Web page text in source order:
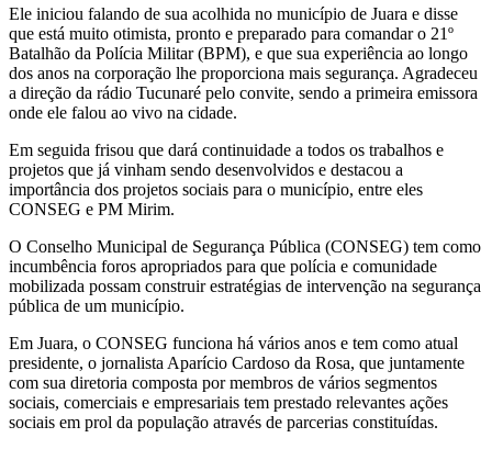
Ele iniciou falando de sua acolhida no município de Juara e disse
que está muito otimista, pronto e preparado para comandar o 21º
Batalhão da Polícia Militar (BPM), e que sua experiência ao longo
dos anos na corporação lhe proporciona mais segurança. Agradeceu
a direção da rádio Tucunaré pelo convite, sendo a primeira emissora
onde ele falou ao vivo na cidade.
Em seguida frisou que dará continuidade a todos os trabalhos e
projetos que já vinham sendo desenvolvidos e destacou a
importância dos projetos sociais para o município, entre eles
CONSEG e PM Mirim.
O Conselho Municipal de Segurança Pública (CONSEG) tem como
incumbência foros apropriados para que polícia e comunidade
mobilizada possam construir estratégias de intervenção na segurança
pública de um município.
Em Juara, o CONSEG funciona há vários anos e tem como atual
presidente, o jornalista Aparício Cardoso da Rosa, que juntamente
com sua diretoria composta por membros de vários segmentos
sociais, comerciais e empresariais tem prestado relevantes ações
sociais em prol da população através de parcerias constituídas.